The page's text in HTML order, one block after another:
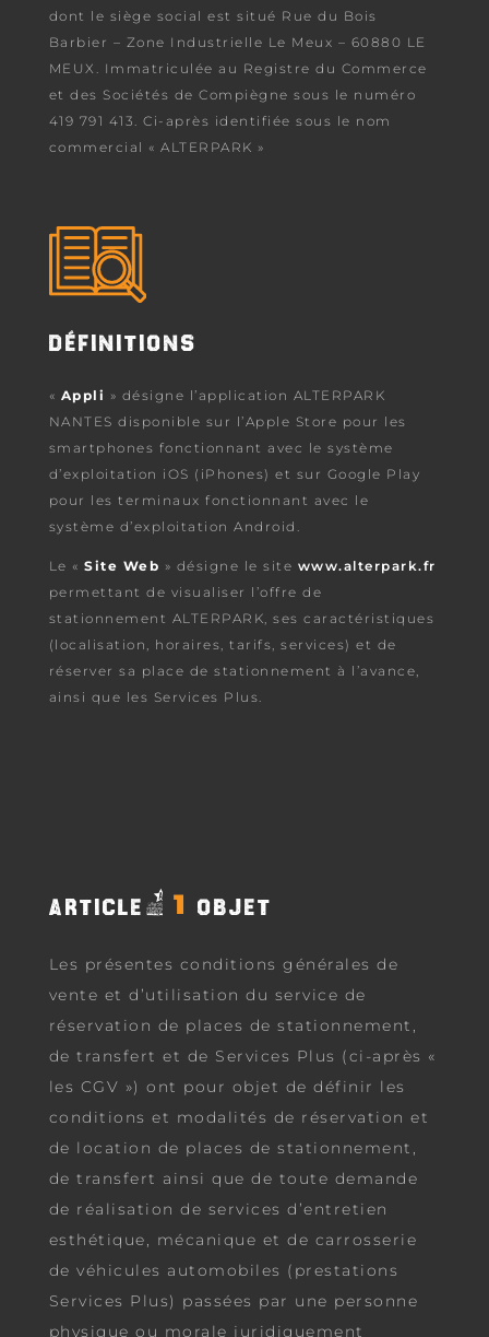
dont le siège social est situé Rue du Bois
Barbier – Zone Industrielle Le Meux – 60880 LE
MEUX. Immatriculée au Registre du Commerce
et des Sociétés de Compiègne sous le numéro
419 791 413. Ci-après identifiée sous le nom
commercial « ALTERPARK »
DÉFINITIONS
« Appli » désigne l’application ALTERPARK
NANTES disponible sur l’Apple Store pour les
smartphones fonctionnant avec le système
d’exploitation iOS (iPhones) et sur Google Play
pour les terminaux fonctionnant avec le
système d’exploitation Android.
Le «Site Web » désigne le site www.alterpark.fr
permettant de visualiser l’offre de
stationnement ALTERPARK, ses caractéristiques
(localisation, horaires, tarifs, services) et de
réserver sa place de stationnement à l’avance,
ainsi que les Services Plus.
ARTICLE1: OBJET
Les présentes conditions générales de
vente et d’utilisation du service de
réservation de places de stationnement,
de transfert et de Services Plus (ci-après «
les CGV ») ont pour objet de définir les
conditions et modalités de réservation et
de location de places de stationnement,
de transfert ainsi que de toute demande
de réalisation de services d’entretien
esthétique, mécanique et de carrosserie
de véhicules automobiles (prestations
Services Plus) passées par une personne
physique ou morale juridiquement